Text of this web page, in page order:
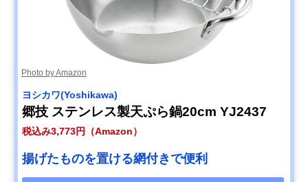
Photo by Amazon
ヨシカワ(Yoshikawa)
郷技 ステンレス製天ぷら鍋20cm YJ2437
税込み3,773円（Amazon）
揚げたものを置ける網付きで便利